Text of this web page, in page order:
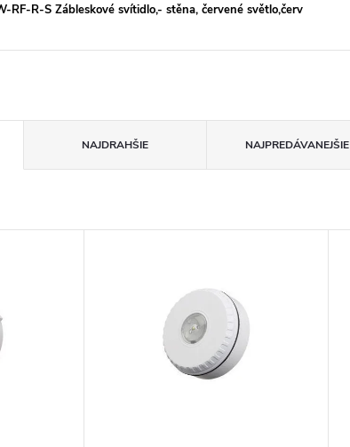
RF-R-S Zábleskové svítidlo,- stěna, červené světlo,červ
NAJDRAHŠIE NAJPREDÁVANEJŠIE